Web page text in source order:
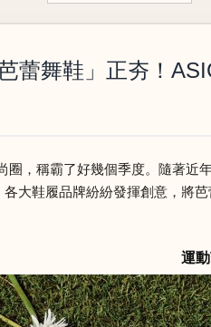
芭蕾舞鞋」正夯！
圈，稱霸了好幾個季度。隨著
大鞋履品牌紛紛發揮創意，將
運